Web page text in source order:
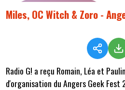
Miles, OC Witch & Zoro -
Radio G! a reçu Romain, Léa et
d'organisation du Angers Geek Fest